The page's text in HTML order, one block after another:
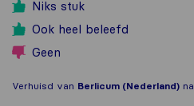
Niks stuk
Ook heel beleefd
Geen
Verhuisd van Berlicum (Nederland)